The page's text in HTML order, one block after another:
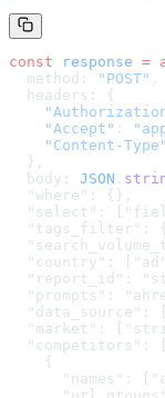
const response =
  method:
"POST" ,
  headers: {
    "Accept"
:
    "Content-Type"
  },
  body:
JSON .
  "where": {},
"select":
"tags_filter":
"country":
"report_id":
"prompts":
"data_source":
"market":
  "competitors": [
    {
"names":